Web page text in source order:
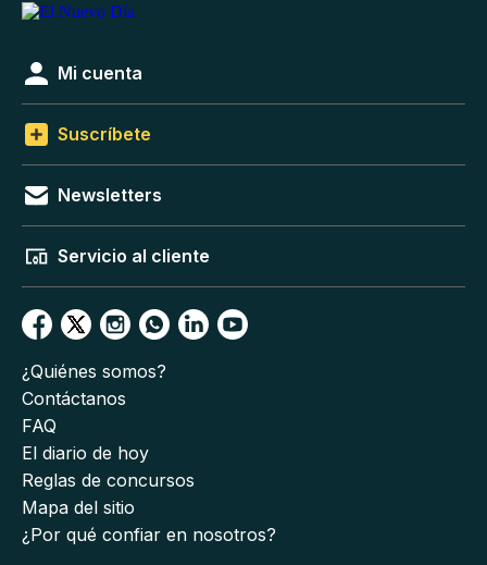
Mi cuenta
Suscríbete
Newsletters
Servicio al cliente
¿Quiénes somos?
Contáctanos
FAQ
El diario de hoy
Reglas de concursos
Mapa del sitio
¿Por qué confiar en nosotros?